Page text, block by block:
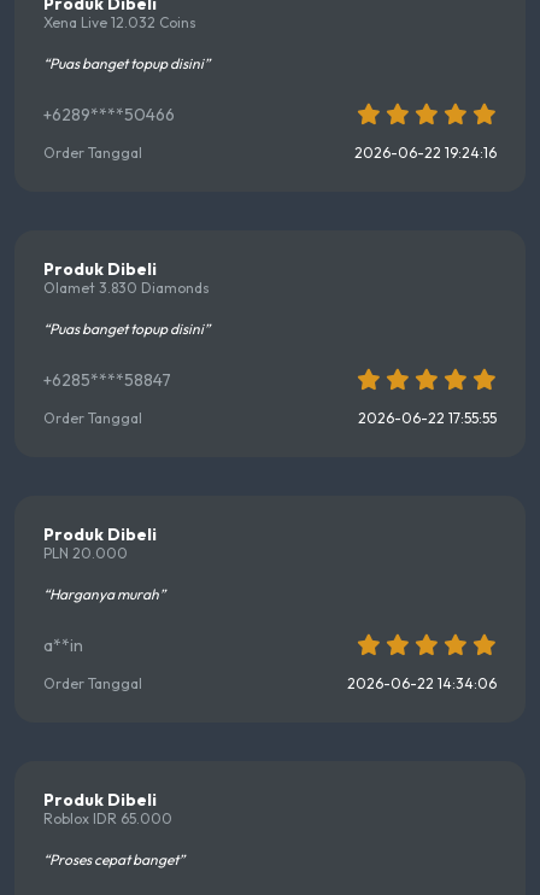
Xena Live 12.032 Coins
“Puas banget topup disini”
+6289****50466
Order Tanggal 2026-06-22 19:24:16
Produk Dibeli
Olamet 3.830 Diamonds
“Puas banget topup disini”
+6285****58847
Order Tanggal 2026-06-22 17:55:55
Produk Dibeli
PLN 20.000
“Harganya murah”
a**in
Order Tanggal 2026-06-22 14:34:06
Produk Dibeli
Roblox IDR 65.000
“Proses cepat banget”